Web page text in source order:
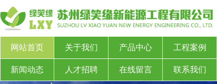
网站首页 关于我们 产品中心 工程案例
新闻动态 人才招聘 在线留言 联系我们